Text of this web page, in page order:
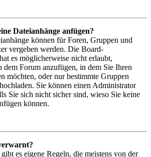
Dateianhänge anfügen?
können für Foren, Gruppen und
vergeben werden. Die Board-
es möglicherweise nicht erlaubt,
dem Forum anzufügen, in dem Sie Ihren
möchten, oder nur bestimmte Gruppen
Sie können einen Administrator
Sie sich nicht sicher sind, wieso Sie keine
können.
es eigene Regeln, die meistens von der